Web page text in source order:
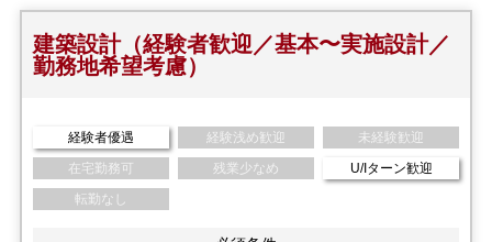
建築設計（経験者歓迎／基本〜実施設計／
勤務地希望考慮）
経験者優遇 経験浅め歓迎
未経験歓迎
在宅勤務可
残業少なめ
U/Iターン歓迎
転勤なし